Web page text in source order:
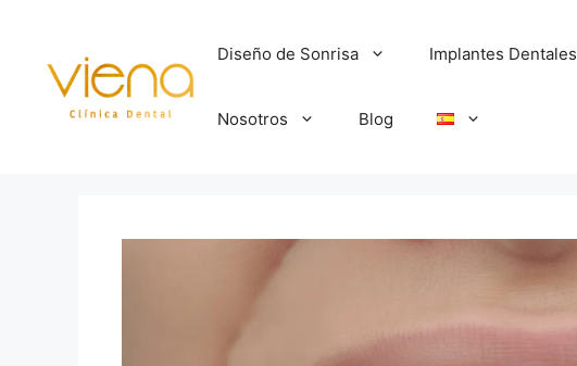
Diseño de Sonrisa Implantes Dentales
Nosotros Blog